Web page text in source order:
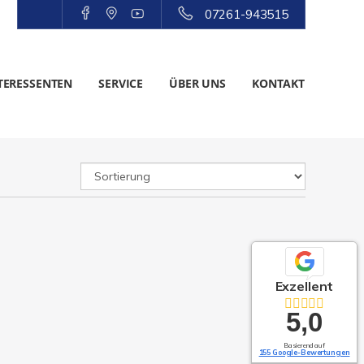
07261-943515
SERVICE ÜBER UNS KONTAKT
Exzellent
5,0
Basierend auf
155 Google-Bewertungen